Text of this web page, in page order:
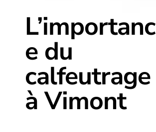
L’importanc
e du
calfeutrage
à Vimont